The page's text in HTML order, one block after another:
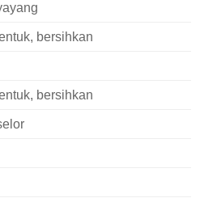
bersihkan
bersihkan